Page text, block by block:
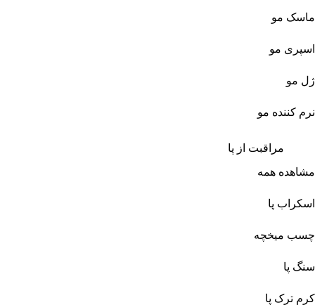
ماسک مو
اسپری مو
ژل مو
نرم کننده مو
مراقبت از پا
مشاهده همه
اسکراب پا
چسب میخچه
سنگ پا
کرم ترک پا